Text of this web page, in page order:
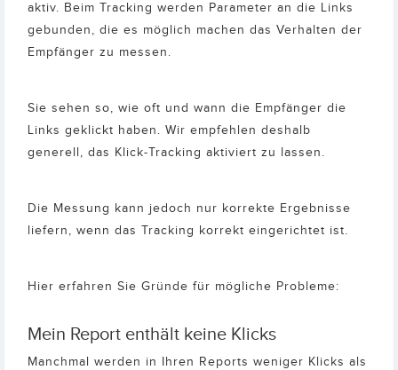
aktiv. Beim Tracking werden Parameter an die Links
gebunden, die es möglich machen das Verhalten der
Empfänger zu messen.
Sie sehen so, wie oft und wann die Empfänger die
Links geklickt haben. Wir empfehlen deshalb
generell, das Klick-Tracking aktiviert zu lassen.
Die Messung kann jedoch nur korrekte Ergebnisse
liefern, wenn das Tracking korrekt eingerichtet ist.
Hier erfahren Sie Gründe für mögliche Probleme:
Mein Report enthält keine Klicks
Manchmal werden in Ihren Reports weniger Klicks als